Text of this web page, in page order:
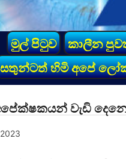
මුල් පිටුව කාලීන
සතුන්ටත් හිමි අපේ
වැඩි